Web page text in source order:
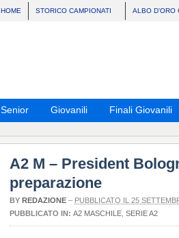
HOME STORICO CAMPIONATI ALBO D’ORO
Senior Giovanili Finali Giovanili
A2 M – President
preparazione
BY REDAZIONE – PUBBLICATO IL 25
PUBBLICATO IN: A2 MASCHILE SERIE A2